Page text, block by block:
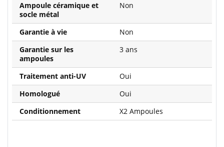
Ampoule céramique et
socle métal
Non
Garantie à vie
Non
Garantie sur les
ampoules
3 ans
Traitement anti-UV
Oui
Homologué
Oui
Conditionnement
X2 Ampoules